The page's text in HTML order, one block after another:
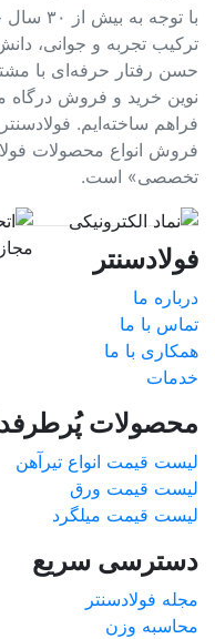
با
ترکیب تجربه و جوانی،
حسن رفتار حرفه‌ای با
نوین خرید و فروش درگاه
فراهم ساخته‌ایم.
فروش انواع محصولات
تخصصی» است.
فولادسنتر
درباره ما
تماس با ما
همکاری با ما
خدمات
محصولات
لیست قیمت انواع تیرآهن
لیست قیمت ورق
لیست قیمت میلگرد
دسترسی سریع
مجله فولادسنتر
محاسبه وزن